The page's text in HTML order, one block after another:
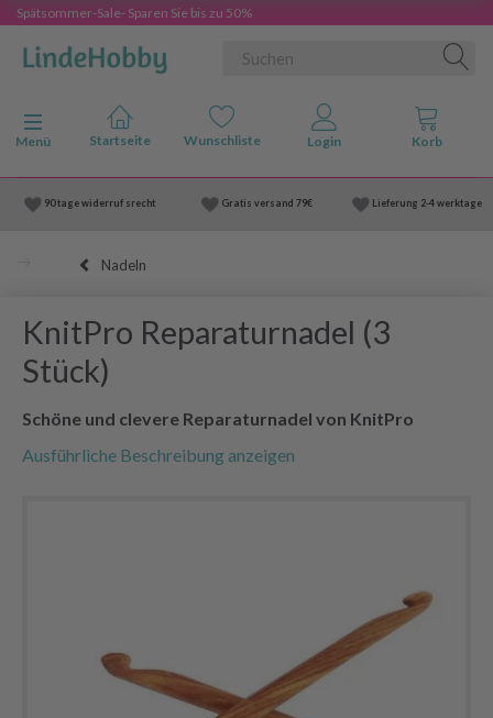
Spätsommer-Sale- Sparen Sie bis zu 50%
Anzeige ändern
Menü
90 tage widerruf srecht Gratis versand 79€ Lieferung 2-4 werktage
Nadeln
KnitPro Reparaturnadel (3
Stück)
Schöne und clevere Reparaturnadel von KnitPro
Ausführliche Beschreibung anzeigen